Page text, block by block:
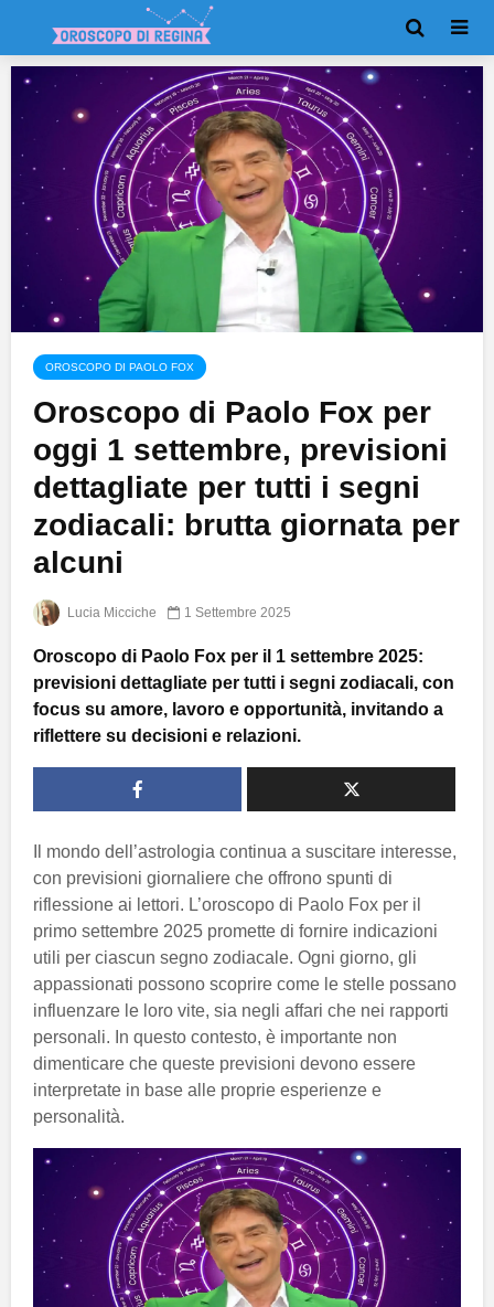
OROSCOPO DI PAOLO FOX
Oroscopo di Paolo Fox per
oggi 1 settembre, previsioni
dettagliate per tutti i segni
zodiacali: brutta giornata per
alcuni
Lucia Micciche 1 Settembre 2025
Oroscopo di Paolo Fox per il 1 settembre 2025:
previsioni dettagliate per tutti i segni zodiacali, con
focus su amore, lavoro e opportunità, invitando a
riflettere su decisioni e relazioni.
Il mondo dell’astrologia continua a suscitare interesse,
con previsioni giornaliere che offrono spunti di
riflessione ai lettori. L’oroscopo di Paolo Fox per il
primo settembre 2025 promette di fornire indicazioni
utili per ciascun segno zodiacale. Ogni giorno, gli
appassionati possono scoprire come le stelle possano
influenzare le loro vite, sia negli affari che nei rapporti
personali. In questo contesto, è importante non
dimenticare che queste previsioni devono essere
interpretate in base alle proprie esperienze e
personalità.